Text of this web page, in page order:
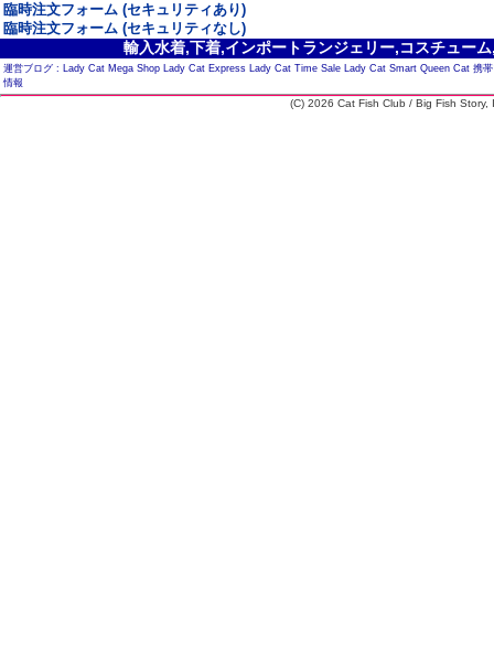
臨時注文フォーム (セキュリティあり)
臨時注文フォーム (セキュリティなし)
輸入水着,下着,インポートランジェリー,コスチュー
運営ブログ : Lady Cat Mega Shop Lady Cat Express Lady Cat Time Sale Lady Cat Smart Queen Cat 携
情報
(C) 2026 Cat Fish Club / Big Fish Story,